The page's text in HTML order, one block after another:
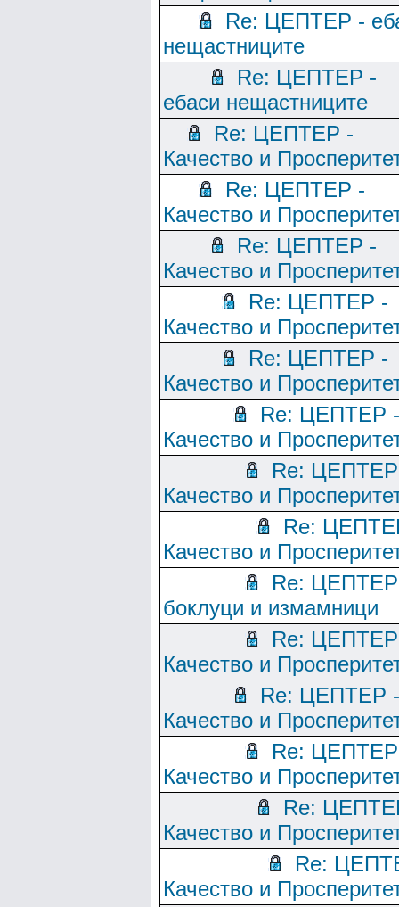
Re: ЦЕПТЕР -
нещастниците
Re: ЦЕПТЕР -
ебаси нещастниците
Re: ЦЕПТЕР -
Качество и
Re: ЦЕПТЕР -
Качество и
Re: ЦЕПТЕР -
Качество и
Re: ЦЕПТЕР -
Качество и
Re: ЦЕПТЕР -
Качество и
Re: ЦЕПТЕР -
Качество и
Re:
Качество и
Re:
Качество и
Re:
боклуци и измамници
Re:
Качество и
Re: ЦЕПТЕР -
Качество и
Re:
Качество и
Re:
Качество и
Re:
Качество и